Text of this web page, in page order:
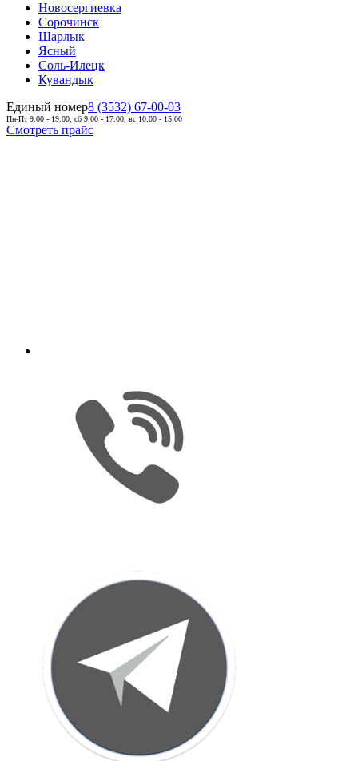
Новосергиевка
Сорочинск
Шарлык
Ясный
Соль-Илецк
Кувандык
Единый номер8 (3532) 67-00-03
Пн-Пт 9:00 - 19:00, сб 9:00 - 17:00, вс 10:00 - 15:00
Смотреть прайс